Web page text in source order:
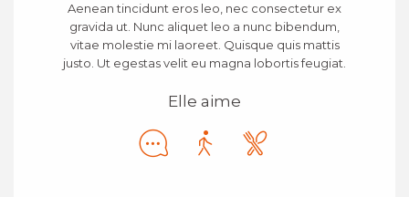
Aenean tincidunt eros leo, nec consectetur ex
gravida ut. Nunc aliquet leo a nunc bibendum,
vitae molestie mi laoreet. Quisque quis mattis
justo. Ut egestas velit eu magna lobortis feugiat.
Elle aime